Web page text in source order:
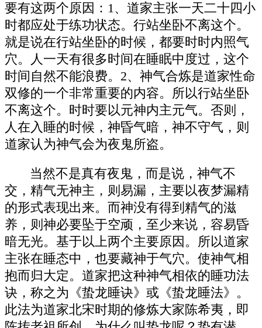
要有这两个原因：1、道家主张一天二十四小
时都应处于练功状态。行站坐卧不离这个。
就是说在行站坐卧的时候，都要时时内照气
穴。人一天有很多时间在睡眠中度过，这个
时间自然不能浪费。2、神气合炼是道家性命
双修的一个非常重要的内容。所以行站坐卧
不离这个。时时要以元神内主元气。否则，
人在入睡的时候，神昏气暗，神不守气，则
道家认为神气会为夜鬼所盗。
当然不是真有夜鬼，而是说，神气不
交，精气无神主，则易漏，主要以夜梦漏精
的形式表现出来。而神没有得到精气的滋
养，则神必要坠于空顽，至少来说，容易昏
暗无光。基于以上两个主要原因。所以道家
主张在睡态中，也要藏神于气穴。使神气相
抱而归大定。道家把这种神气相依的睡功法
诀，称之为《蛰龙睡诀》或《蛰龙睡法》。
此法为道家北宋时期的修炼大家陈希夷，即